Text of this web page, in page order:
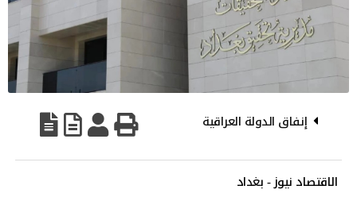
إنفاق الدولة العراقية
الاقتصاد نيوز - بغداد